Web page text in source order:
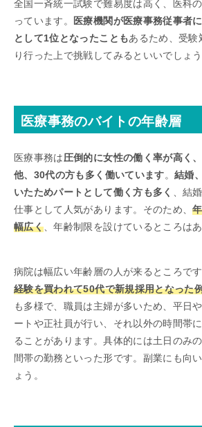
全国一斉統一試験で難易度は高く、医科
っています。
医療機関が医療事務従事者
として1位となったこともあるため、受験
り行った上で挑戦してみるといいでしょう
医療事務のバイトの年齢層
医療事務は圧倒的に女性の働く率が高く
他、30代の方も多く働いています。 結婚
いたためパートとして働く方も多く 、結
仕事として人気があります。そのため、
幅広く、年齢制限を設けているところはあ
病院は幅広い年齢層の人が来るところで
経験を買われて50代で新規採用となった
も多様で、職員は主婦が多いため、平日
ートや正社員が行い、それ以外の時間帯
ることがあります。具体的には土日のみ
間帯の勤務といった形です。副業にも向
ょう。